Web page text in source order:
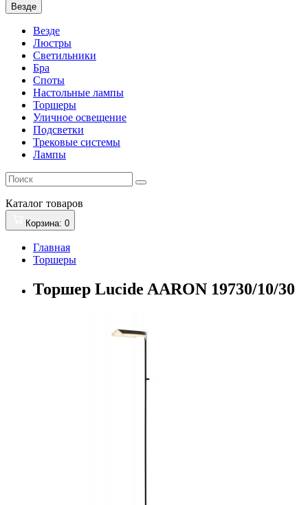
Везде
Везде
Люстры
Светильники
Бра
Споты
Настольные лампы
Торшеры
Уличное освещение
Подсветки
Трековые системы
Лампы
Каталог товаров
Корзина: 0
Главная
Торшеры
Торшер Lucide AARON 19730/10/30